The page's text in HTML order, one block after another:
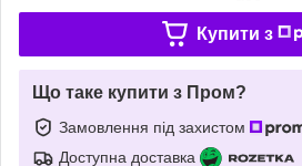
Купити з
Що таке купити з Пром?
Замовлення під захистом
Доступна доставка